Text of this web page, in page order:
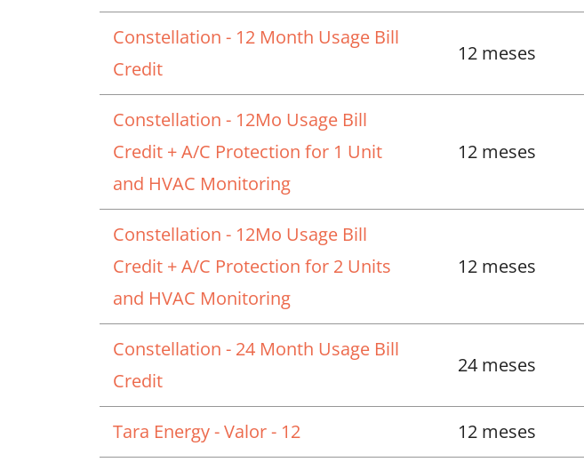
Constellation - 12 Month Usage Bill
Credit
12 meses
Constellation - 12Mo Usage Bill
Credit + A/C Protection for 1 Unit
and HVAC Monitoring
12 meses
Constellation - 12Mo Usage Bill
Credit + A/C Protection for 2 Units
and HVAC Monitoring
12 meses
Constellation - 24 Month Usage Bill
Credit
24 meses
Tara Energy - Valor - 12 12 meses